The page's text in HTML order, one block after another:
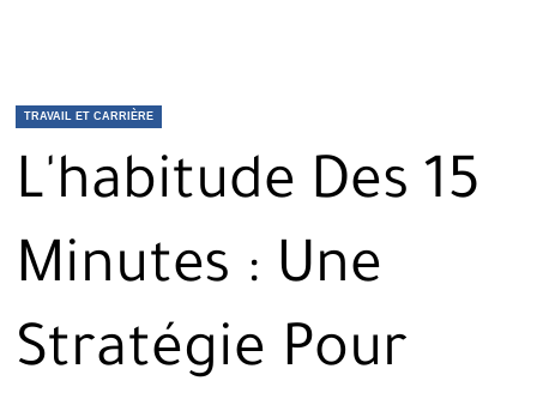
TRAVAIL ET CARRIÈRE
L'habitude Des 15
Minutes : Une
Stratégie Pour